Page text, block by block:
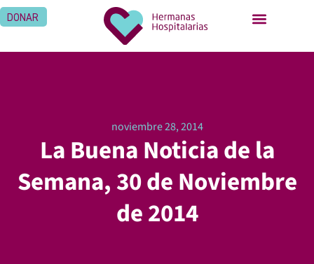
DONAR
noviembre 28, 2014
La Buena Noticia de la
Semana, 30 de Noviembre
de 2014